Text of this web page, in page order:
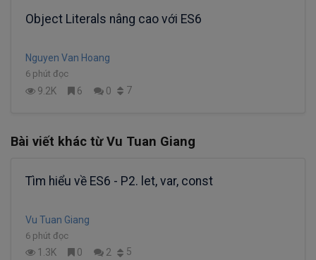
Object Literals nâng cao với ES6
Nguyen Van Hoang
6 phút đọc
9.2K 6 0 7
Bài viết khác từ Vu Tuan Giang
Tìm hiểu về ES6 - P2. let, var, const
Vu Tuan Giang
6 phút đọc
1.3K 0 2 5